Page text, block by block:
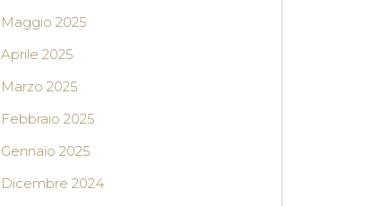
Maggio 2025
Aprile 2025
Marzo 2025
Febbraio 2025
Gennaio 2025
Dicembre 2024